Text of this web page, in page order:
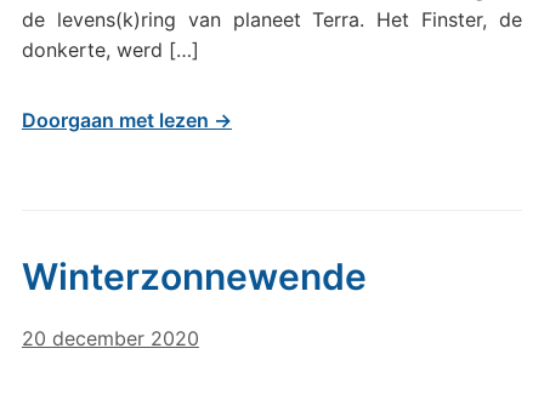
de levens(k)ring van planeet Terra. Het Finster, de
donkerte, werd […]
Doorgaan met lezen →
Winterzonnewende
20 december 2020